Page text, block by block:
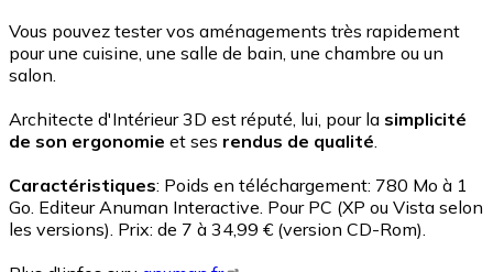
Vous pouvez tester vos aménagements très rapidement
pour une cuisine, une salle de bain, une chambre ou un
salon.
Architecte d'Intérieur 3D est réputé, lui, pour la simplicité
de son ergonomie et ses rendus de qualité.
Caractéristiques: Poids en téléchargement: 780 Mo à 1
Go. Editeur Anuman Interactive. Pour PC (XP ou Vista selon
les versions). Prix: de 7 à 34,99 € (version CD-Rom).